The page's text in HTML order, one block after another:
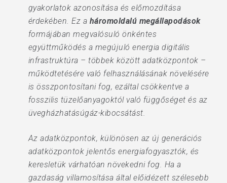
gyakorlatok azonosítása és előmozdítása
érdekében. Ez a háromoldalú megállapodások
formájában megvalósuló önkéntes
együttműködés a megújuló energia digitális
infrastruktúra – többek között adatközpontok –
működtetésére való felhasználásának növelésére
is összpontosítani fog, ezáltal csökkentve a
fosszilis tüzelőanyagoktól való függőséget és az
üvegházhatásúgáz-kibocsátást.
Az adatközpontok, különösen az új generációs
adatközpontok jelentős energiafogyasztók, és
keresletük várhatóan növekedni fog. Ha a
gazdaság villamosítása által előidézett szélesebb